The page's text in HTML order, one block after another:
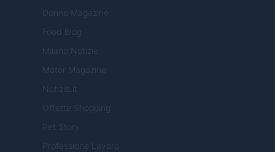
Donne Magazine
Food Blog
Milano Notizie
Motor Magazine
Notizie.it
Offerte Shopping
Pet Story
Professione Lavoro